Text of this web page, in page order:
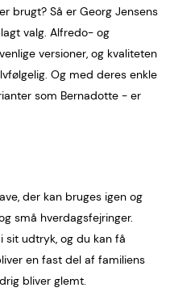
brugt? Så er Georg Jensens
valg. Alfredo- og
versioner, og kvaliteten
Og med deres enkle
som Bernadotte - er
der kan bruges igen og
små hverdagsfejringer.
sit udtryk, og du kan få
en fast del af familiens
bliver glemt.